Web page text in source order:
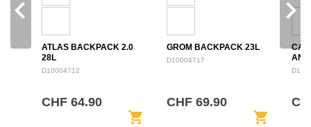
ATLAS BACKPACK 2.0
28L
D10004712
CHF 64.90
shopping_cart
GROM BACKPACK 23L
D10004717
CHF 69.90
shopping_cart
navigate_before navigate_next